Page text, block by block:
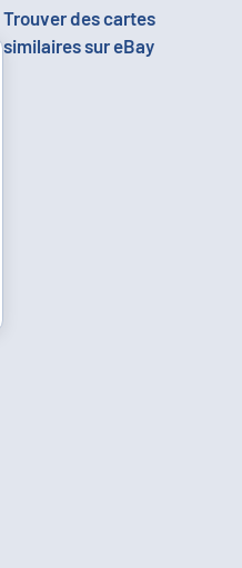
Trouver des cartes
similaires sur eBay